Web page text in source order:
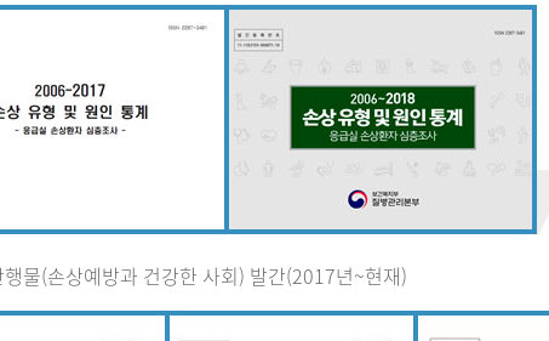
물(손상예방과 건강한 사회) 발간(2017년~현재)